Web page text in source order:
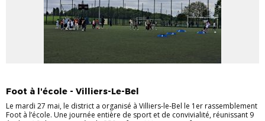
Foot à l'école - Villiers-Le-Bel
Le mardi 27 mai, le district a organisé à Villiers-le-Bel le 1er rassemblement
Foot à l’école. Une journée entière de sport et de convivialité, réunissant 9